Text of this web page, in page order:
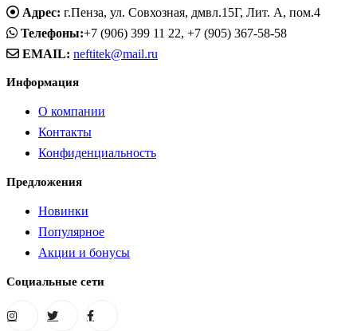
Адрес: г.Пенза, ул. Совхозная, дмвл.15Г, Лит. А, пом.4
Телефоны:+7 (906) 399 11 22, +7 (905) 367-58-58
EMAIL: neftitek@mail.ru
Информация
О компании
Контакты
Конфиденциальность
Предложения
Новинки
Популярное
Акции и бонусы
Социальные сети